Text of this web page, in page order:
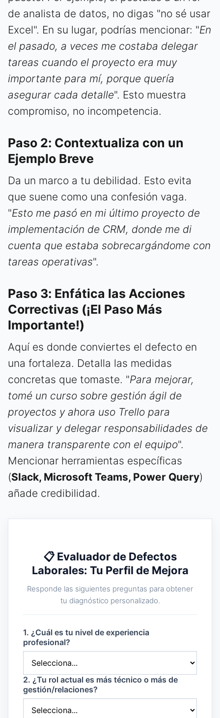
de analista de datos, no digas "no sé usar
Excel". En su lugar, podrías mencionar: "En
el pasado, a veces me costaba delegar
tareas cuando el proyecto era muy
importante para mí, porque quería
asegurar cada detalle". Esto muestra
compromiso, no incompetencia.
Paso 2: Contextualiza con un
Ejemplo Breve
Da un marco a tu debilidad. Esto evita
que suene como una confesión vaga.
"Esto me pasó en mi último proyecto de
implementación de CRM, donde me di
cuenta que estaba sobrecargándome con
tareas operativas".
Paso 3: Enfática las Acciones
Correctivas (¡El Paso Más
Importante!)
Aquí es donde conviertes el defecto en
una fortaleza. Detalla las medidas
concretas que tomaste. "Para mejorar,
tomé un curso sobre gestión ágil de
proyectos y ahora uso Trello para
visualizar y delegar responsabilidades de
manera transparente con el equipo".
Mencionar herramientas específicas
(Slack, Microsoft Teams, Power Query)
añade credibilidad.
📋 Evaluador de Defectos
Laborales: Tu Perfil de Mejora
Responde las siguientes preguntas para obtener
tu diagnóstico personalizado.
1. ¿Cuál es tu nivel de experiencia
profesional?
2. ¿Tu rol actual es más técnico o más de
gestión/relaciones?